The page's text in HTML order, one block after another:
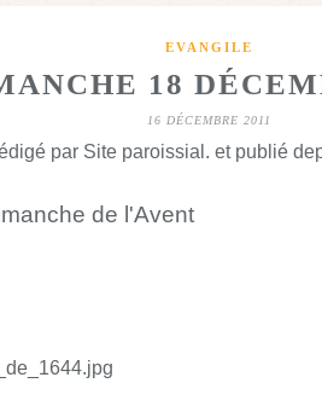
EVANGILE
18
16 DÉCEMBRE 2011
par Site paroissial. et publié
de l'Avent